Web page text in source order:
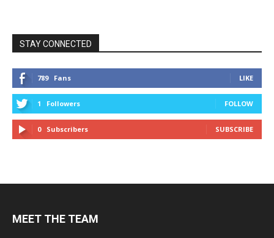
STAY CONNECTED
789 Fans LIKE
1 Followers FOLLOW
0 Subscribers SUBSCRIBE
MEET THE TEAM